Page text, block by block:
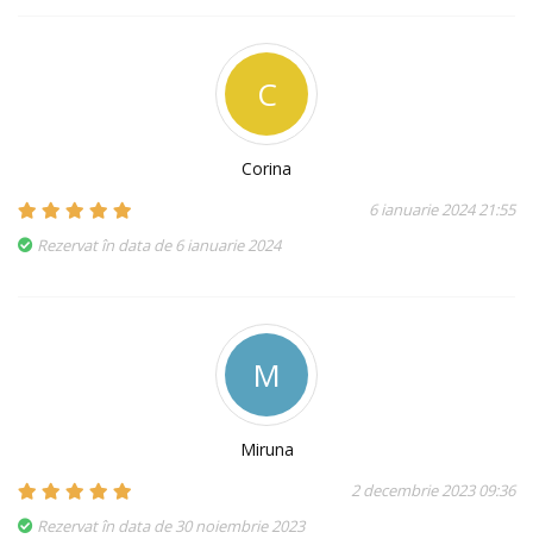
C
Corina
6 ianuarie 2024 21:55
Rezervat în data de 6 ianuarie 2024
M
Miruna
2 decembrie 2023 09:36
Rezervat în data de 30 noiembrie 2023